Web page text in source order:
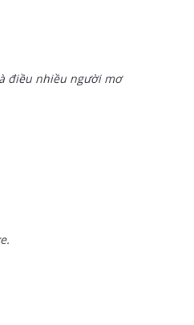
điều nhiều người mơ